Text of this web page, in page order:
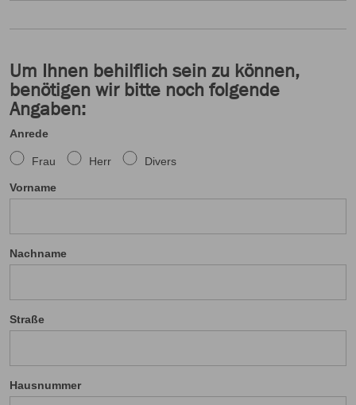
Um Ihnen behilflich sein zu können,
benötigen wir bitte noch folgende
Angaben:
Anrede
Frau Herr Divers
Vorname
Nachname
Straße
Hausnummer